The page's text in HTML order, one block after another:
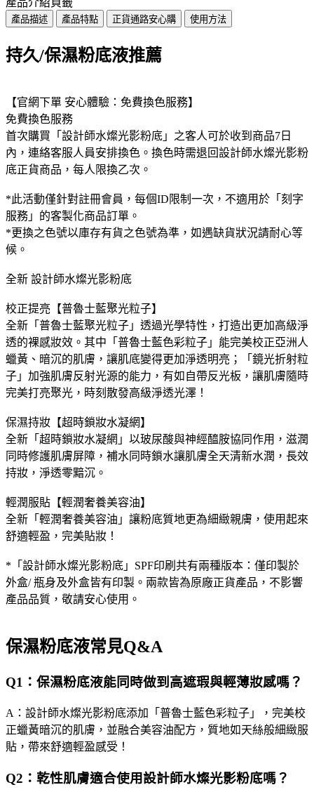
產品描述 產品特點 正貨通路安心購 使用方法
持久/保濕粉底液推薦
【官網下單 安心體驗：免費換色服務】
免費換色服務
首次購買「設計師水燦光影粉底」之客人可於收到商品7日
內，連絡客服人員安排換色。換色時需退回設計師水燦光影粉
底正貨商品，每人限換乙次。
*此活動僅針對註冊會員，每個ID限制一次，不適用於「刻字
服務」的客製化商品訂單。
*更換之色號以庫存有貨之色號為準，如遇缺貨狀況請耐心等
候。
全新 設計師水燦光影粉底
校正提亮【普魯士藍聚光粒子】
全新「普魯士藍聚光粒子」透過光學特性，打造出更加高級淨
透的裸感妝效。其中「普魯士藍色彩粒子」能完美校正亞洲人
蠟黃、暗沉的肌膚，讓肌底變得更加淨透明亮；「鏡光折射粒
子」加強肌膚反射光源的能力，有如自帶反光板，讓肌膚隨時
完美打亮聚光，時刻散發高級淨透光澤！
保濕持妝【超時鎖妝水凝網】
全新「超時鎖妝水凝網」以玻尿酸與神經醯胺協同作用，滋潤
同時修護肌膚屏障，補水同時鎖水讓肌膚全天清新水潤，長效
持妝，淨透零黯沉。
輕潤服貼【輕潤奢養美容油】
全新「輕潤奢養美容油」讓粉底質地更為細緻親膚，使用起來
舒適輕盈，完美貼妝！
*「設計師水燦光影粉底」SPF印刷共有兩種版本：僅印製於
外盒/ 瓶身及外盒皆有印製。兩款皆為原廠正貨產品，不影響
產品品質，敬請安心使用。
保濕粉底液常見Q&A
Q1：保濕粉底液能同時做到高遮瑕與輕薄妝感嗎？
A：設計師水燦光影粉底添加「普魯士藍色彩粒子」，完美校
正蠟黃暗沉的肌膚，並融合美容油配方，質地如天絲般細緻服
貼，帶來舒適輕盈感受！
Q2：乾性肌膚適合使用設計師水燦光影粉底嗎？